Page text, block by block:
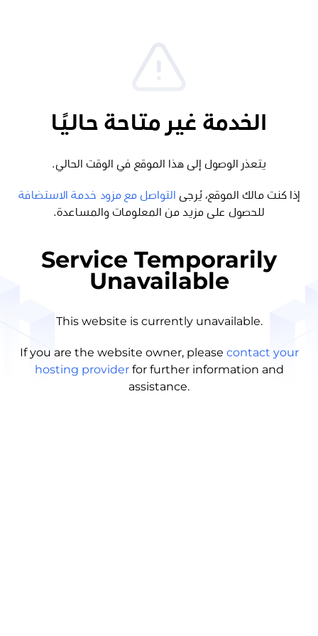
الخدمة غير متاحة حاليًا
يتعذر الوصول إلى هذا الموقع في الوقت الحالي.
إذا كنت مالك الموقع، يُرجى
التواصل مع مزود خدمة الاستضافة
للحصول على مزيد من المعلومات والمساعدة.
Service Temporarily
Unavailable
This website is currently unavailable.
If you are the website owner, please contact your
hosting provider for further information and
assistance.